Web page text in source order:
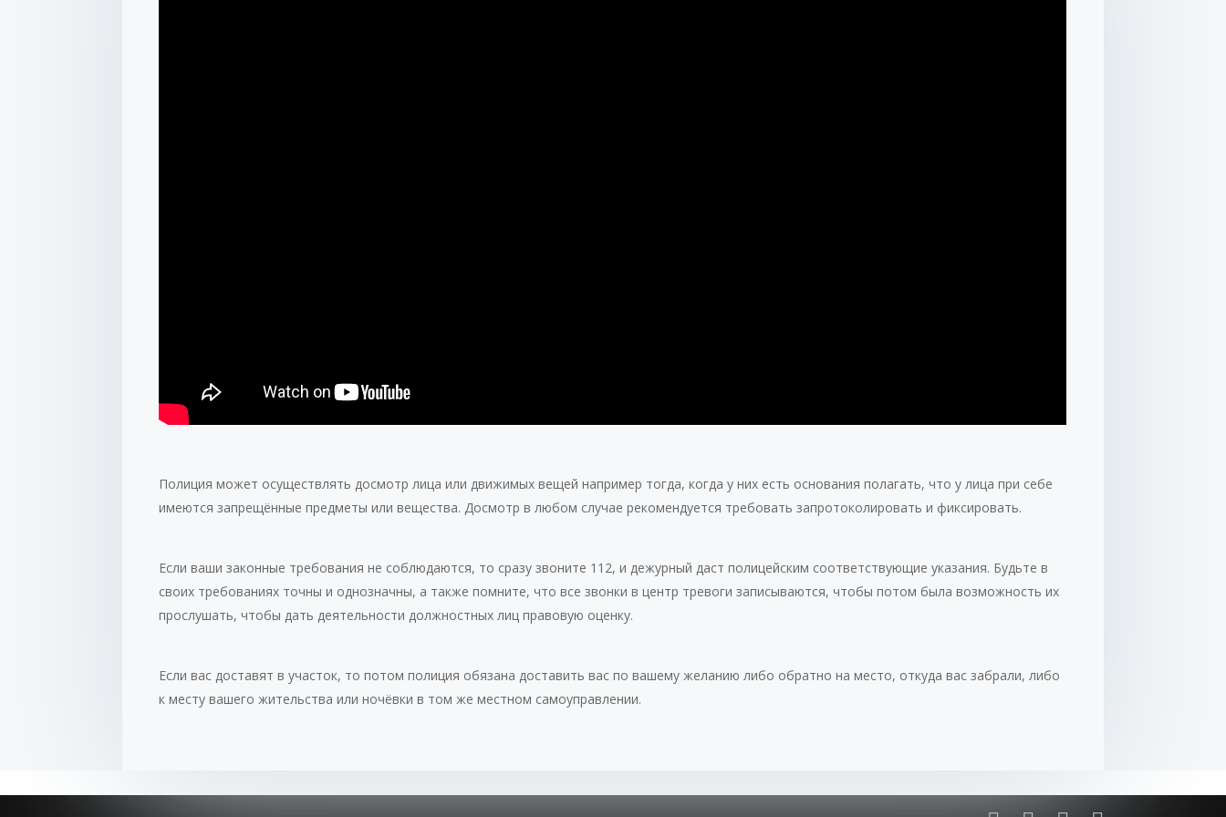
Полиция может осуществлять досмотр лица или движимых вещей например тогда, когда у них есть основания полагать, что у лица при себе
имеются запрещённые предметы или вещества. Досмотр в любом случае рекомендуется требовать запротоколировать и фиксировать.
Если ваши законные требования не соблюдаются, то сразу звоните 112, и дежурный даст полицейским соответствующие указания. Будьте в
своих требованиях точны и однозначны, а также помните, что все звонки в центр тревоги записываются, чтобы потом была возможность их
прослушать, чтобы дать деятельности должностных лиц правовую оценку.
Если вас доставят в участок, то потом полиция обязана доставить вас по вашему желанию либо обратно на место, откуда вас забрали, либо
к месту вашего жительства или ночёвки в том же местном самоуправлении.